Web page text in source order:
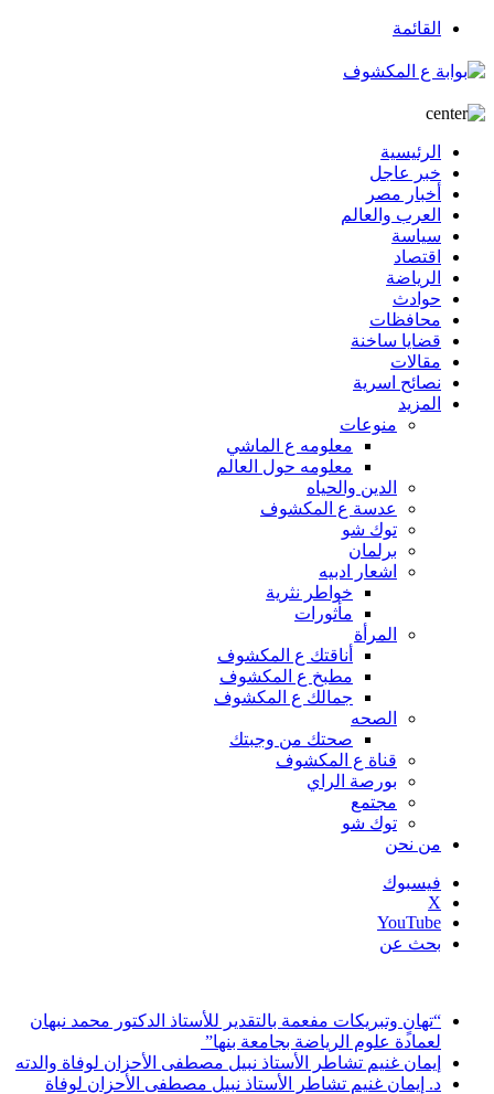
القائمة
الرئيسية
خبر عاجل
أخبار مصر
العرب والعالم
سياسة
اقتصاد
الرياضة
حوادث
محافظات
قضايا ساخنة
مقالات
نصائح اسرية
المزيد
منوعات
معلومه ع الماشي
معلومه حول العالم
الدين والحياه
عدسة ع المكشوف
توك شو
برلمان
اشعار ادبيه
خواطر نثرية
مأثورات
المرأة
أناقتك ع المكشوف
مطبخ ع المكشوف
جمالك ع المكشوف
الصحه
صحتك من وجبتك
قناة ع المكشوف
بورصة الراي
مجتمع
توك شو
من نحن
فيسبوك
‫X
‫YouTube
بحث عن
“تهانٍ وتبريكات مفعمة بالتقدير للأستاذ الدكتور محمد نبهان
لعمادة علوم الرياضة بجامعة بنها”
إيمان غنيم تشاطر الأستاذ نبيل مصطفى الأحزان لوفاة والدته
د. إيمان غنيم تشاطر الأستاذ نبيل مصطفى الأحزان لوفاة